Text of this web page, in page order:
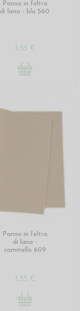
Panno in feltro
di lana - blu 560
3,55 €
Panno in feltro
di lana -
cammello 609
3,55 €